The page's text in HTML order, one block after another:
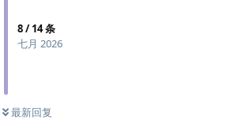
8/14条
七月 2026
最新回复